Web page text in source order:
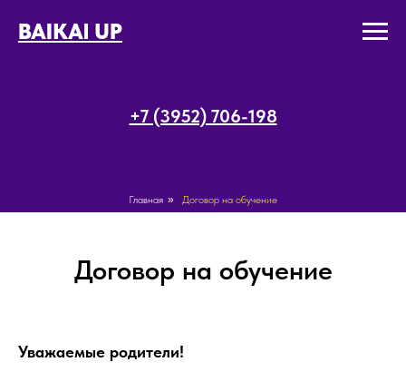
BAIKAl UP
+7 (3952) 706-198
Главная » Договор на обучение
Договор на обучение
Уважаемые родители!